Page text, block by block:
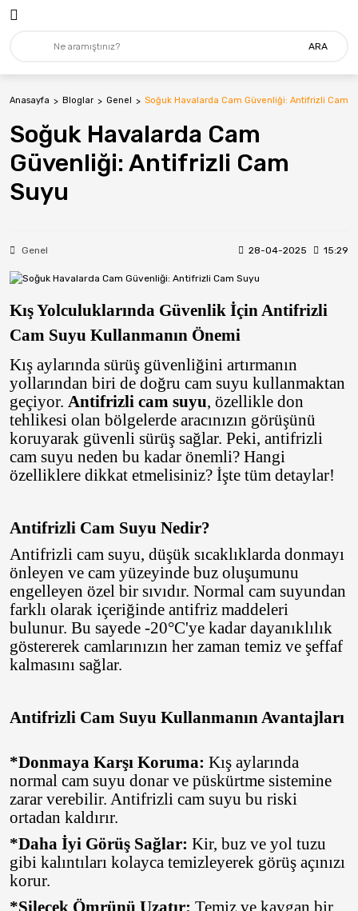
ARA
Anasayfa Bloglar Genel Soğuk Havalarda Cam Güvenliği: Antifrizli Cam
Soğuk Havalarda Cam
Güvenliği: Antifrizli Cam
Suyu
Genel 28-04-2025 15:29
Kış Yolculuklarında Güvenlik İçin Antifrizli
Cam Suyu Kullanmanın Önemi
Kış aylarında sürüş güvenliğini artırmanın
yollarından biri de doğru cam suyu kullanmaktan
geçiyor. Antifrizli cam suyu, özellikle don
tehlikesi olan bölgelerde aracınızın görüşünü
koruyarak güvenli sürüş sağlar. Peki, antifrizli
cam suyu neden bu kadar önemli? Hangi
özelliklere dikkat etmelisiniz? İşte tüm detaylar!
Antifrizli Cam Suyu Nedir?
Antifrizli cam suyu, düşük sıcaklıklarda donmayı
önleyen ve cam yüzeyinde buz oluşumunu
engelleyen özel bir sıvıdır. Normal cam suyundan
farklı olarak içeriğinde antifriz maddeleri
bulunur. Bu sayede -20°C'ye kadar dayanıklılık
göstererek camlarınızın her zaman temiz ve şeffaf
kalmasını sağlar.
Antifrizli Cam Suyu Kullanmanın Avantajları
*Donmaya Karşı Koruma: Kış aylarında
normal cam suyu donar ve püskürtme sistemine
zarar verebilir. Antifrizli cam suyu bu riski
ortadan kaldırır.
*Daha İyi Görüş Sağlar: Kir, buz ve yol tuzu
gibi kalıntıları kolayca temizleyerek görüş açınızı
korur.
*Silecek Ömrünü Uzatır: Temiz ve kaygan bir